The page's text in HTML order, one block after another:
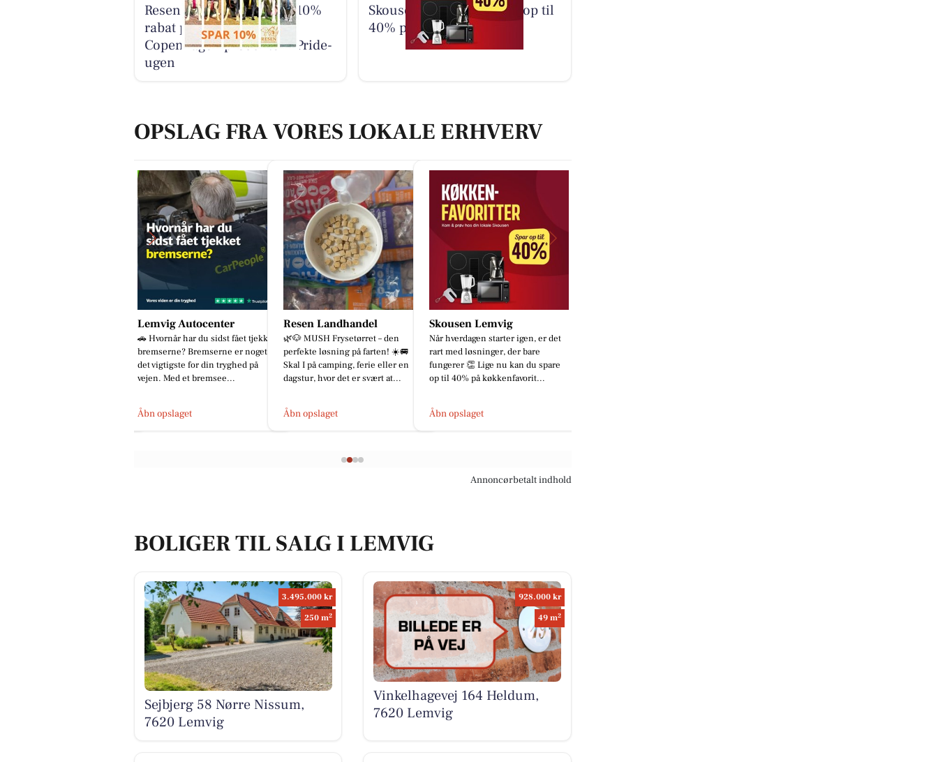
Resen Landhandel giver 10%
rabat på udvalgte Dog
Copenhagen produkter i Pride-
ugen
Skousen Lemvig tilbyder op til
40% på køkkenfavoritter
OPSLAG FRA VORES LOKALE ERHVERV
Lemvig Autocenter
🚗 Hvornår har du sidst fået tjekket
bremserne? Bremserne er noget af
det vigtigste for din tryghed på
vejen. Med et bremsee...
Åbn opslaget
Resen Landhandel
🌿🐶 MUSH Frysetørret – den
perfekte løsning på farten! ☀️🚐
Skal I på camping, ferie eller en
dagstur, hvor det er svært at...
Åbn opslaget
Skousen Lemvig
Når hverdagen starter igen, er det
rart med løsninger, der bare
fungerer 👏 Lige nu kan du spare
op til 40% på køkkenfavorit...
Åbn opslaget
Annoncørbetalt indhold
BOLIGER TIL SALG I LEMVIG
3.495.000 kr
250 m2
Sejbjerg 58 Nørre Nissum,
7620 Lemvig
928.000 kr
49 m2
Vinkelhagevej 164 Heldum,
7620 Lemvig